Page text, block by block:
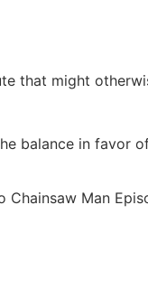
that might
balance in favor
Chainsaw Man